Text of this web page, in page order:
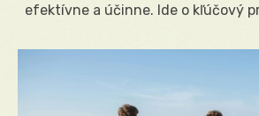
efektívne a účinne. Ide o kľúčový